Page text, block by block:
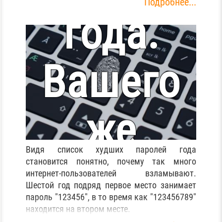
года.
Вашего
же
пароля
Видя список худших паролей года
становится понятно, почему так много
интернет-пользователей взламывают.
Шестой год подряд первое место занимает
пароль "123456", в то время как "123456789"
находится на втором месте.